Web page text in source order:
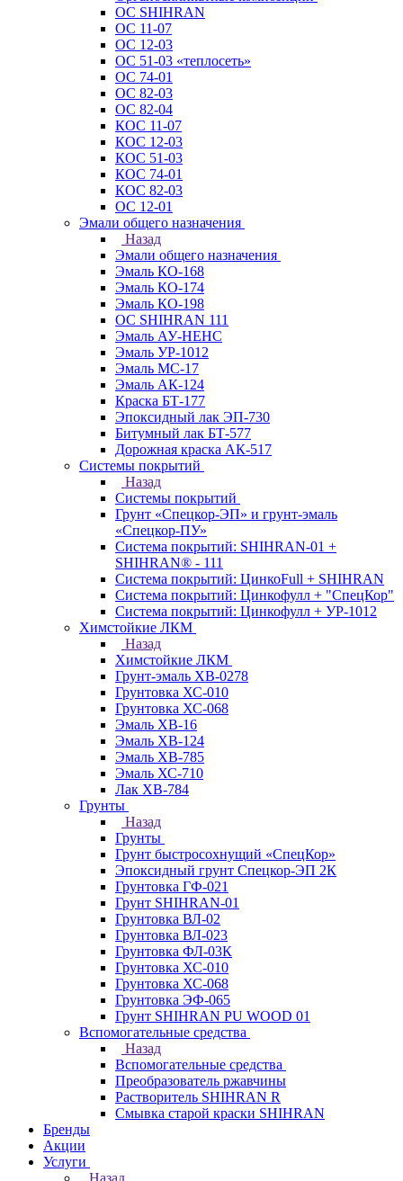
ОС SHIHRAN
ОС 11-07
ОС 12-03
ОС 51-03 «теплосеть»
ОС 74-01
ОС 82-03
ОС 82-04
КОС 11-07
КОС 12-03
КОС 51-03
КОС 74-01
КОС 82-03
ОС 12-01
Эмали общего назначения
Назад
Эмали общего назначения
Эмаль КО-168
Эмаль КО-174
Эмаль КО-198
ОС SHIHRAN 111
Эмаль АУ-НЕНС
Эмаль УР-1012
Эмаль МС-17
Эмаль АК-124
Краска БТ-177
Эпоксидный лак ЭП-730
Битумный лак БТ-577
Дорожная краска АК-517
Системы покрытий
Назад
Системы покрытий
Грунт «Спецкор-ЭП» и грунт-эмаль
«Спецкор-ПУ»
Система покрытий: SHIHRAN-01 +
SHIHRAN® - 111
Система покрытий: ЦинкоFull + SHIHRAN
Система покрытий: Цинкофулл + "СпецКор"
Система покрытий: Цинкофулл + УР-1012
Химстойкие ЛКМ
Назад
Химстойкие ЛКМ
Грунт-эмаль ХВ-0278
Грунтовка ХС-010
Грунтовка ХС-068
Эмаль ХВ-16
Эмаль ХВ-124
Эмаль ХВ-785
Эмаль ХС-710
Лак ХВ-784
Грунты
Назад
Грунты
Грунт быстросохнущий «СпецКор»
Эпоксидный грунт Спецкор-ЭП 2К
Грунтовка ГФ-021
Грунт SHIHRAN-01
Грунтовка ВЛ-02
Грунтовка ВЛ-023
Грунтовка ФЛ-03К
Грунтовка ХС-010
Грунтовка ХС-068
Грунтовка ЭФ-065
Грунт SHIHRAN PU WOOD 01
Вспомогательные средства
Назад
Вспомогательные средства
Преобразователь ржавчины
Растворитель SHIHRAN R
Смывка старой краски SHIHRAN
Бренды
Акции
Услуги
Назад